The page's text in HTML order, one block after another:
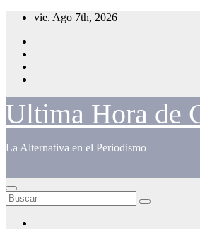
Saltar
contenido
vie. Ago 7th, 2026
Ultima Hora de
La Alternativa en el Periodismo